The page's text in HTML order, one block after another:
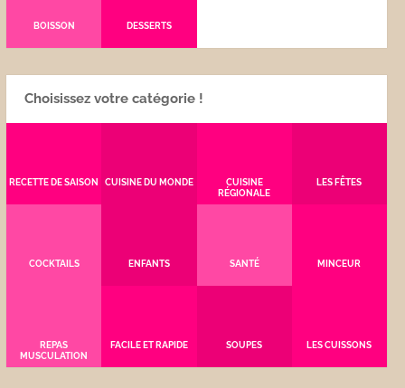
BOISSON DESSERTS
Choisissez votre catégorie !
RECETTE DE SAISON CUISINE DU MONDE
CUISINE
RÉGIONALE
LES FÊTES
COCKTAILS ENFANTS SANTÉ MINCEUR
REPAS
MUSCULATION
FACILE ET RAPIDE SOUPES LES CUISSONS